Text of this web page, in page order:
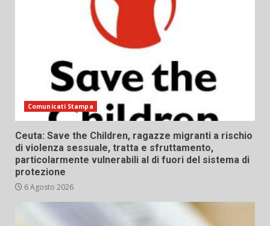
Comunicati Stampa
Ceuta: Save the Children, ragazze migranti a rischio
di violenza sessuale, tratta e sfruttamento,
particolarmente vulnerabili al di fuori del sistema di
protezione
6 Agosto 2026